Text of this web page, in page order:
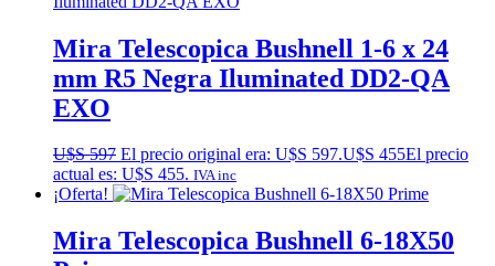
Mira Telescopica Bushnell 1-6 x 24
mm R5 Negra Iluminated DD2-QA
EXO
U$S597 El precio original era: U$S 597.U$S 455El precio
actual es: U$S 455. IVA inc
¡Oferta!
Mira Telescopica Bushnell 6-18X50